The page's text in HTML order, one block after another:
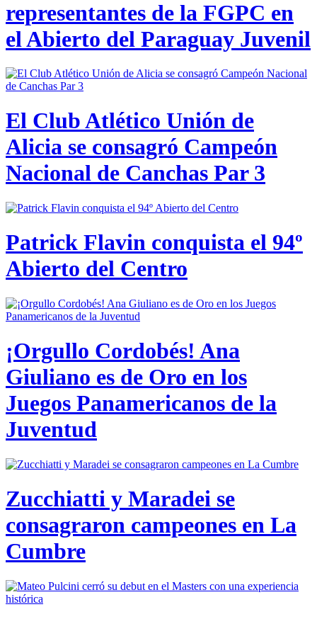
representantes de la FGPC en
el Abierto del Paraguay Juvenil
El Club Atlético Unión de
Alicia se consagró Campeón
Nacional de Canchas Par 3
Patrick Flavin conquista el 94º
Abierto del Centro
¡Orgullo Cordobés! Ana
Giuliano es de Oro en los
Juegos Panamericanos de la
Juventud
Zucchiatti y Maradei se
consagraron campeones en La
Cumbre